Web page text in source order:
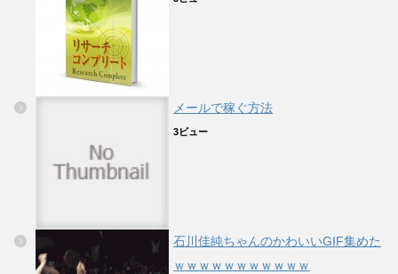
メールで稼ぐ方法
3ビュー
石川佳純ちゃんのかわいいGIF集めた
ｗｗｗｗｗｗｗｗｗｗｗ